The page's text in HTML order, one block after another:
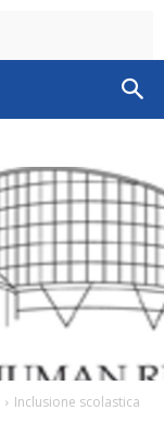
Inclusione scolastica